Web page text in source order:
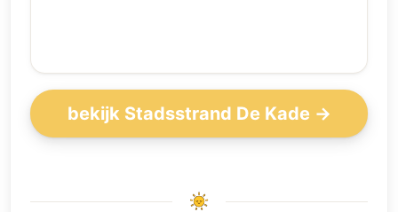
bekijk Stadsstrand De Kade →